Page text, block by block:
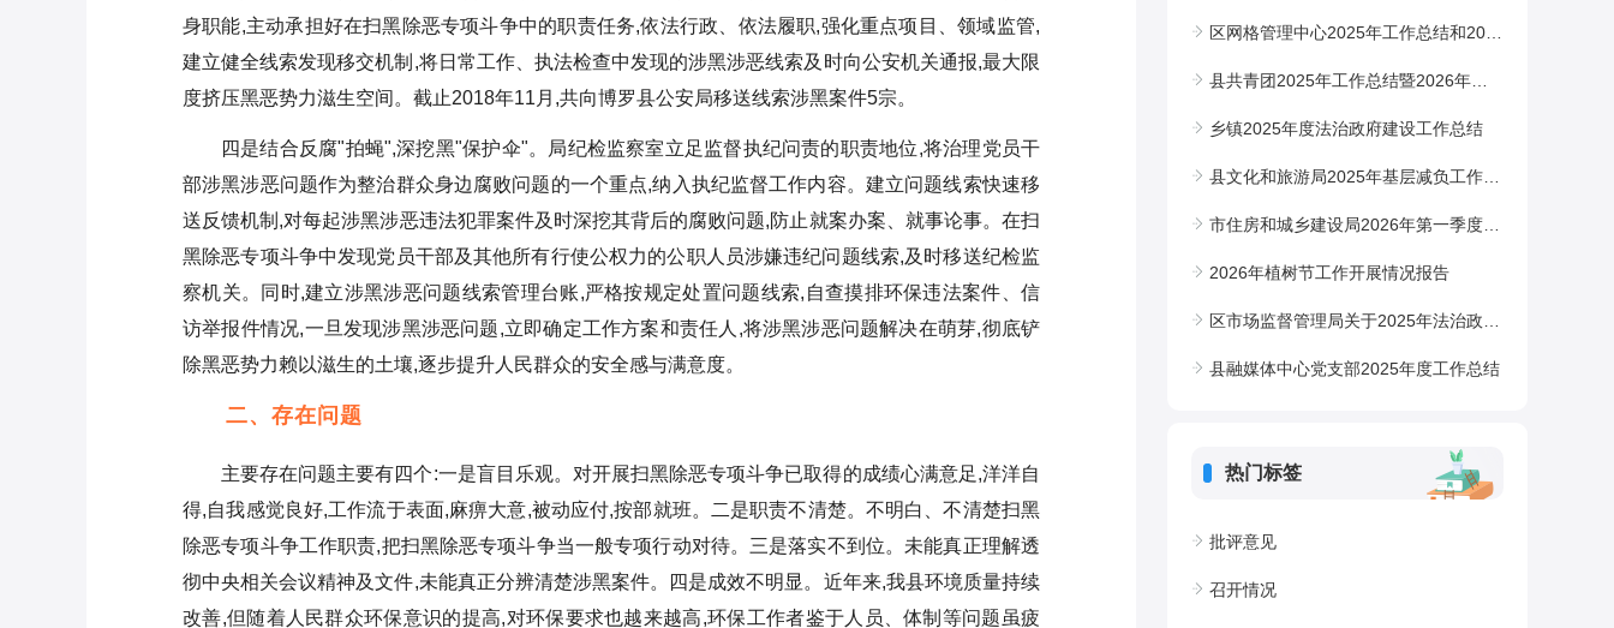
身职能,主动承担好在扫黑除恶专项斗争中的职责任务,依法行政、依法履职,强化重点项目、领域监管,
建立健全线索发现移交机制,将日常工作、执法检查中发现的涉黑涉恶线索及时向公安机关通报,最大限
度挤压黑恶势力滋生空间。截止2018年11月,共向博罗县公安局移送线索涉黑案件5宗。
四是结合反腐"拍蝇",深挖黑"保护伞"。局纪检监察室立足监督执纪问责的职责地位,将治理党员干
部涉黑涉恶问题作为整治群众身边腐败问题的一个重点,纳入执纪监督工作内容。建立问题线索快速移
送反馈机制,对每起涉黑涉恶违法犯罪案件及时深挖其背后的腐败问题,防止就案办案、就事论事。在扫
黑除恶专项斗争中发现党员干部及其他所有行使公权力的公职人员涉嫌违纪问题线索,及时移送纪检监
察机关。同时,建立涉黑涉恶问题线索管理台账,严格按规定处置问题线索,自查摸排环保违法案件、信
访举报件情况,一旦发现涉黑涉恶问题,立即确定工作方案和责任人,将涉黑涉恶问题解决在萌芽,彻底铲
除黑恶势力赖以滋生的土壤,逐步提升人民群众的安全感与满意度。
二、存在问题
主要存在问题主要有四个:一是盲目乐观。对开展扫黑除恶专项斗争已取得的成绩心满意足,洋洋自
得,自我感觉良好,工作流于表面,麻痹大意,被动应付,按部就班。二是职责不清楚。不明白、不清楚扫黑
除恶专项斗争工作职责,把扫黑除恶专项斗争当一般专项行动对待。三是落实不到位。未能真正理解透
彻中央相关会议精神及文件,未能真正分辨清楚涉黑案件。四是成效不明显。近年来,我县环境质量持续
改善,但随着人民群众环保意识的提高,对环保要求也越来越高,环保工作者鉴于人员、体制等问题虽疲
区网格管理中心2025年工作总结和2026年工作计划
县共青团2025年工作总结暨2026年工作计划
乡镇2025年度法治政府建设工作总结
县文化和旅游局2025年基层减负工作总结
市住房和城乡建设局2026年第一季度意识形态工作报告
2026年植树节工作开展情况报告
区市场监督管理局关于2025年法治政府建设情况的报告
县融媒体中心党支部2025年度工作总结
热门标签
批评意见
召开情况